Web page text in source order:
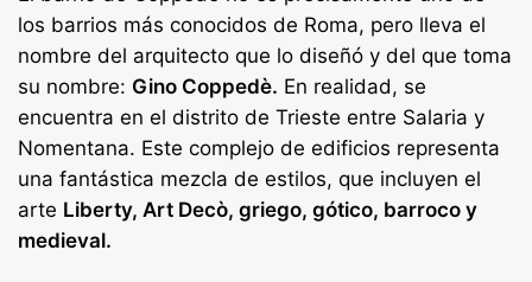
los barrios más conocidos de Roma, pero lleva el
nombre del arquitecto que lo diseñó y del que toma
su nombre: Gino Coppedè. En realidad, se
encuentra en el distrito de Trieste entre Salaria y
Nomentana. Este complejo de edificios representa
una fantástica mezcla de estilos, que incluyen el
arte Liberty, Art Decò, griego, gótico, barroco y
medieval.